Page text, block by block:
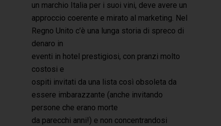
un marchio Italia per i suoi vini, deve avere un
approccio coerente e mirato al marketing. Nel
Regno Unito c’è una lunga storia di spreco di
denaro in
eventi in hotel prestigiosi, con pranzi molto
costosi e
ospiti invitati da una lista così obsoleta da
essere imbarazzante (anche invitando
persone che erano morte
da parecchi anni!) e non concentrandosi